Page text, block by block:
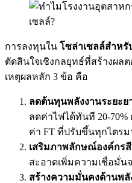
การลงทุนใน โซล่าเซลล์สำหรั
ตัดสินใจเชิงกลยุทธ์ที่สร้างผล
เหตุผลหลัก 3 ข้อ คือ
ลดต้นทุนพลังงานระยะย
ลดค่าไฟได้ทันที 20-
ค่า FT ที่ปรับขึ้นทุกไตรม
เสริมภาพลักษณ์องค์กรสี
สะอาดเพิ่มความเชื่อมั่น
สร้างความมั่นคงด้านพลั